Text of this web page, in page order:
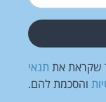
שקראת את תנאי
והסכמת להם.